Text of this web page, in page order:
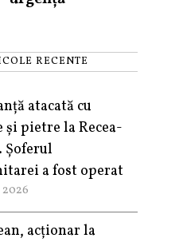
RECENTE
atacată cu
și pietre la Recea-
Șoferul
a fost operat
acționar la